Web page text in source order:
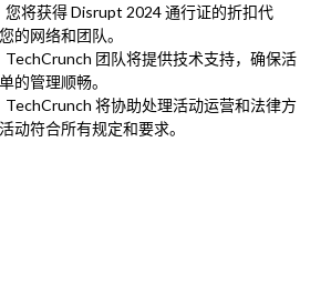
将获得 Disrupt 2024 通行证的折扣代
的网络和团队。
团队将提供技术支持，确保活
的管理顺畅。
将协助处理活动运营和法律方
动符合所有规定和要求。